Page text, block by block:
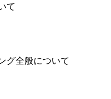
て
グ全般について